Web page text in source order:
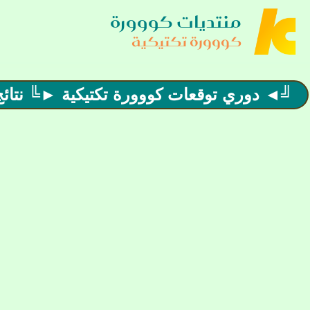
منتديات كووورة
كووورة تكتيكية
╝◄ دوري توقعات كووورة تكتيكية ►╚ نتائج